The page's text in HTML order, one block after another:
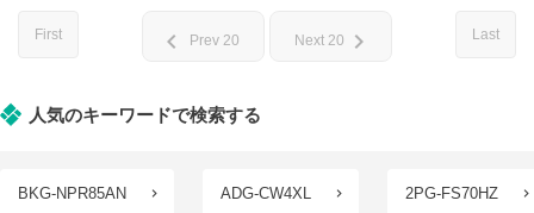
First Last
chevron_left Prev 20 Next 20 chevron_right
人気のキーワードで検索する
BKG-NPR85AN ADG-CW4XL 2PG-FS70HZ